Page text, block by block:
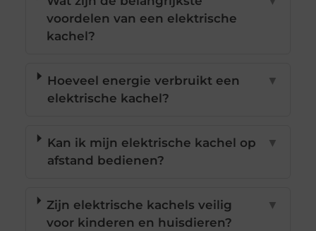
voordelen van een elektrische
kachel?
Hoeveel energie verbruikt een
elektrische kachel?
▼
Kan ik mijn elektrische kachel op
afstand bedienen?
▼
Zijn elektrische kachels veilig
voor kinderen en huisdieren?
▼